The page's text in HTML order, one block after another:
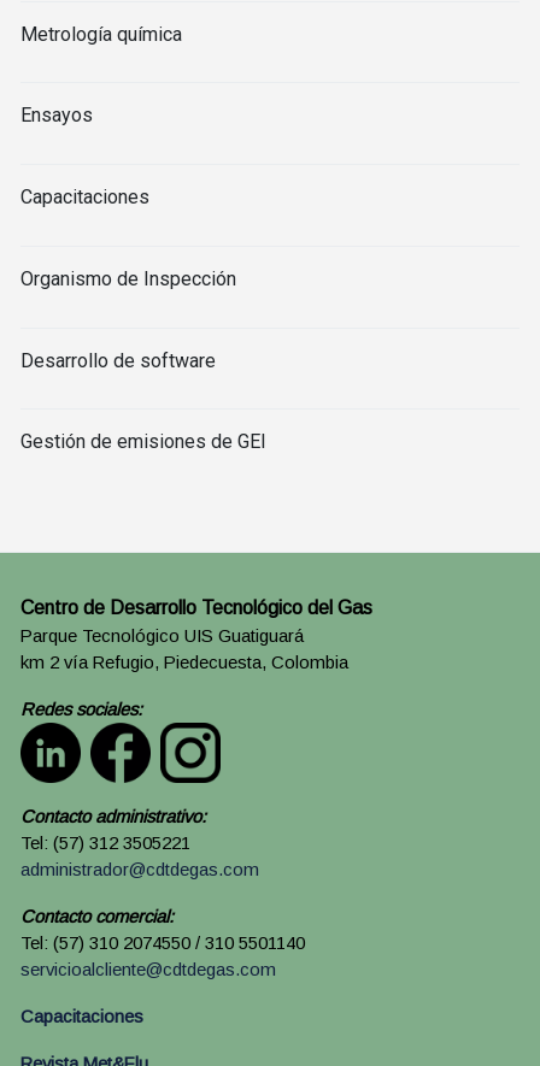
Metrología química
Ensayos
Capacitaciones
Organismo de Inspección
Desarrollo de software
Gestión de emisiones de GEI
Centro de Desarrollo Tecnológico del Gas
Parque Tecnológico UIS Guatiguará
km 2 vía Refugio, Piedecuesta, Colombia
Redes sociales:
Contacto administrativo:
Tel: (57) 312 3505221
administrador@cdtdegas.com
Contacto comercial:
Tel: (57) 310 2074550 / 310 5501140
servicioalcliente@cdtdegas.com
Capacitaciones